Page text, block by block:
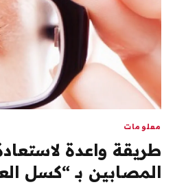
معلومات
طريقة واعدة
المصابين بـ “كسل